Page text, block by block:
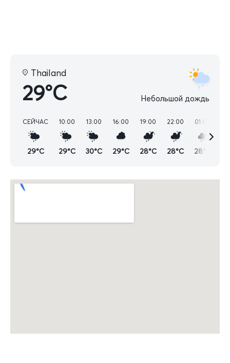
Thailand
29°C Небольшой дождь
СЕЙЧАС
29°C
10:00
29°C
13:00
30°C
16:00
29°C
19:00
28°C
22:00
28°C
01:00
28°C